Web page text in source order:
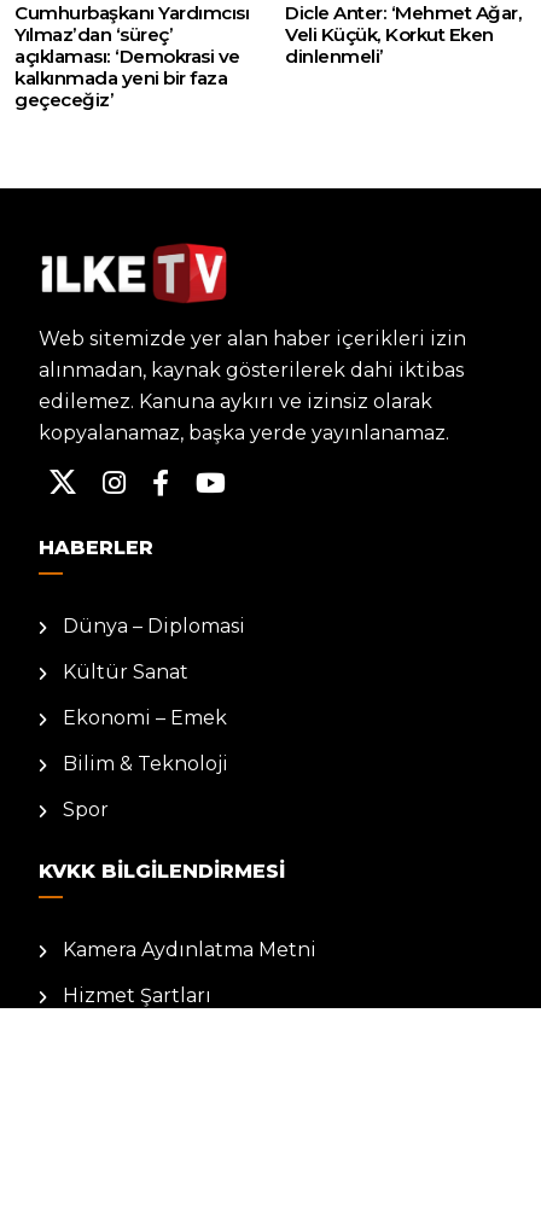
Cumhurbaşkanı Yardımcısı
Yılmaz’dan ‘süreç’
açıklaması: ‘Demokrasi ve
kalkınmada yeni bir faza
geçeceğiz’
Dicle Anter: ‘Mehmet Ağar,
Veli Küçük, Korkut Eken
dinlenmeli’
Web sitemizde yer alan haber içerikleri izin
alınmadan, kaynak gösterilerek dahi iktibas
edilemez. Kanuna aykırı ve izinsiz olarak
kopyalanamaz, başka yerde yayınlanamaz.
HABERLER
Dünya – Diplomasi
Kültür Sanat
Ekonomi – Emek
Bilim & Teknoloji
Spor
KVKK BILGILENDIRMESI
Kamera Aydınlatma Metni
Hizmet Şartları